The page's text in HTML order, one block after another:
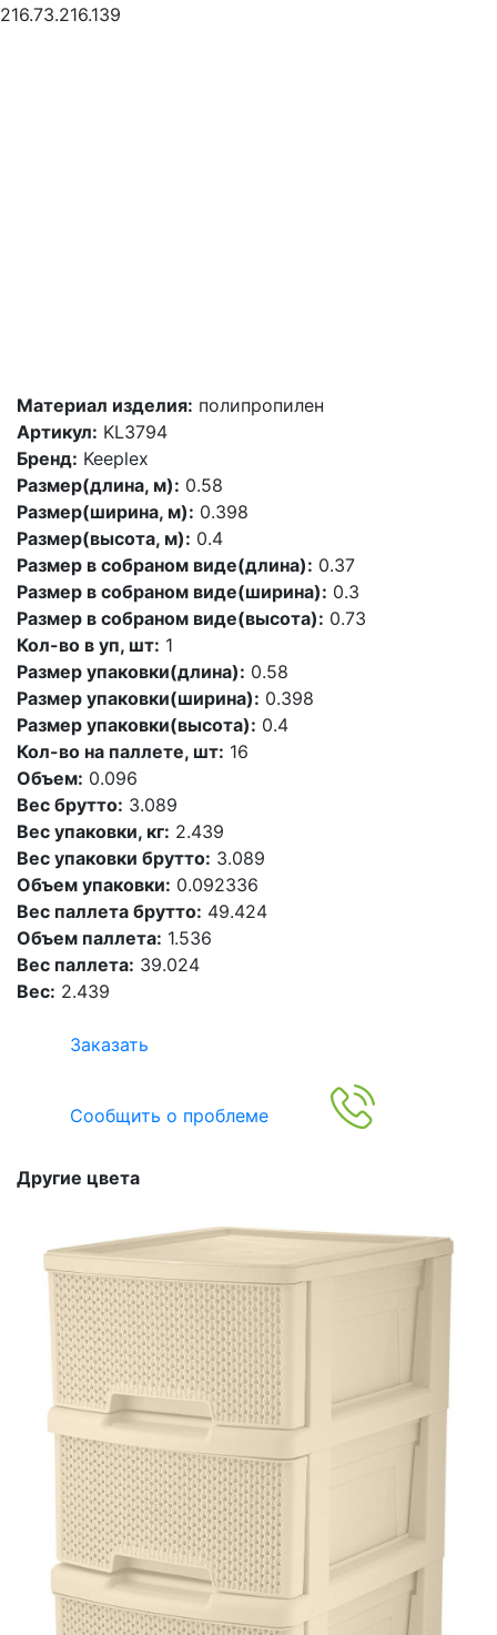
216.73.216.139
Материал изделия: полипропилен
Артикул: KL3794
Бренд: Keeplex
Размер(длина, м): 0.58
Размер(ширина, м): 0.398
Размер(высота, м): 0.4
Размер в собраном виде(длина): 0.37
Размер в собраном виде(ширина): 0.3
Размер в собраном виде(высота): 0.73
Кол-во в уп, шт: 1
Размер упаковки(длина): 0.58
Размер упаковки(ширина): 0.398
Размер упаковки(высота): 0.4
Кол-во на паллете, шт: 16
Объем: 0.096
Вес брутто: 3.089
Вес упаковки, кг: 2.439
Вес упаковки брутто: 3.089
Объем упаковки: 0.092336
Вес паллета брутто: 49.424
Объем паллета: 1.536
Вес паллета: 39.024
Вес: 2.439
Заказать
Сообщить о проблеме
Другие цвета